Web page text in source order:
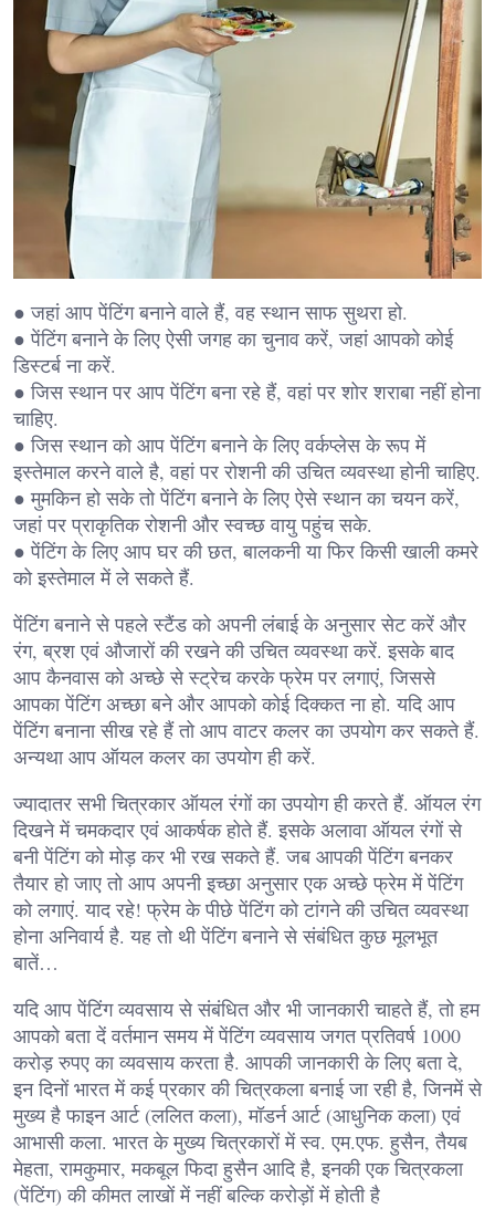
● जहां आप पेंटिंग बनाने वाले हैं, वह स्थान साफ सुथरा हो.
● पेंटिंग बनाने के लिए ऐसी जगह का चुनाव करें, जहां आपको कोई
डिस्टर्ब ना करें.
● जिस स्थान पर आप पेंटिंग बना रहे हैं, वहां पर शोर शराबा नहीं होना
चाहिए.
● जिस स्थान को आप पेंटिंग बनाने के लिए वर्कप्लेस के रूप में
इस्तेमाल करने वाले है, वहां पर रोशनी की उचित व्यवस्था होनी चाहिए.
● मुमकिन हो सके तो पेंटिंग बनाने के लिए ऐसे स्थान का चयन करें,
जहां पर प्राकृतिक रोशनी और स्वच्छ वायु पहुंच सके.
● पेंटिंग के लिए आप घर की छत, बालकनी या फिर किसी खाली कमरे
को इस्तेमाल में ले सकते हैं.
पेंटिंग बनाने से पहले स्टैंड को अपनी लंबाई के अनुसार सेट करें और
रंग, ब्रश एवं औजारों की रखने की उचित व्यवस्था करें. इसके बाद
आप कैनवास को अच्छे से स्ट्रेच करके फ्रेम पर लगाएं, जिससे
आपका पेंटिंग अच्छा बने और आपको कोई दिक्कत ना हो. यदि आप
पेंटिंग बनाना सीख रहे हैं तो आप वाटर कलर का उपयोग कर सकते हैं.
अन्यथा आप ऑयल कलर का उपयोग ही करें.
ज्यादातर सभी चित्रकार ऑयल रंगों का उपयोग ही करते हैं. ऑयल रंग
दिखने में चमकदार एवं आकर्षक होते हैं. इसके अलावा ऑयल रंगों से
बनी पेंटिंग को मोड़ कर भी रख सकते हैं. जब आपकी पेंटिंग बनकर
तैयार हो जाए तो आप अपनी इच्छा अनुसार एक अच्छे फ्रेम में पेंटिंग
को लगाएं. याद रहे! फ्रेम के पीछे पेंटिंग को टांगने की उचित व्यवस्था
होना अनिवार्य है. यह तो थी पेंटिंग बनाने से संबंधित कुछ मूलभूत
बातें…
यदि आप पेंटिंग व्यवसाय से संबंधित और भी जानकारी चाहते हैं, तो हम
आपको बता दें वर्तमान समय में पेंटिंग व्यवसाय जगत प्रतिवर्ष 1000
करोड़ रुपए का व्यवसाय करता है. आपकी जानकारी के लिए बता दे,
इन दिनों भारत में कई प्रकार की चित्रकला बनाई जा रही है, जिनमें से
मुख्य है फाइन आर्ट (ललित कला), मॉडर्न आर्ट (आधुनिक कला) एवं
आभासी कला. भारत के मुख्य चित्रकारों में स्व. एम.एफ. हुसैन, तैयब
मेहता, रामकुमार, मकबूल फिदा हुसैन आदि है, इनकी एक चित्रकला
(पेंटिंग) की कीमत लाखों में नहीं बल्कि करोड़ों में होती है